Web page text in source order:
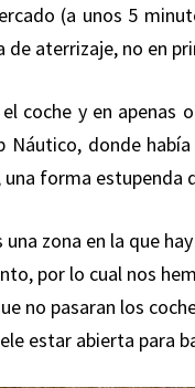
(a unos 5
de aterrizaje, no en
coche y en
Náutico, donde
forma estupenda
zona en la que
por lo cual nos
no pasaran los
estar abierta para